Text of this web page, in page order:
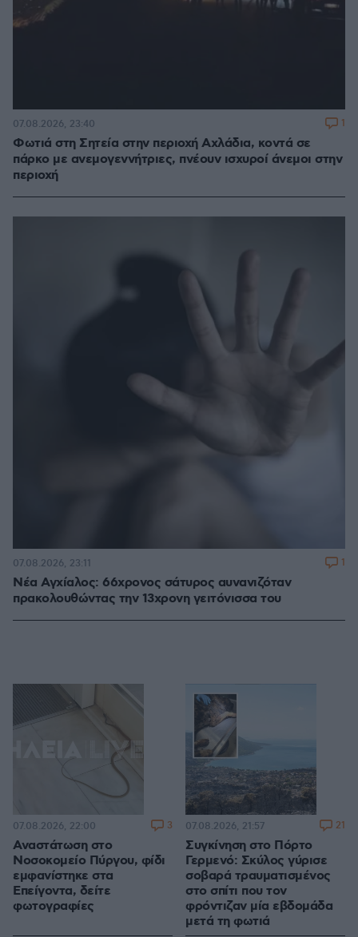
Φωτιά στη Σητεία στην περιοχή Αχλάδια, κοντά σε
πάρκο με ανεμογεννήτριες, πνέουν ισχυροί άνεμοι στην
περιοχή
07.08.2026, 23:40 1
Νέα Αγχίαλος: 66χρονος σάτυρος αυνανιζόταν
πρακολουθώντας την 13χρονη γειτόνισσα του
07.08.2026, 23:11 1
Αναστάτωση στο
Νοσοκομείο Πύργου, φίδι
εμφανίστηκε στα
Επείγοντα, δείτε
φωτογραφίες
07.08.2026, 22:00 3
Συγκίνηση στο Πόρτο
Γερμενό: Σκύλος γύρισε
σοβαρά τραυματισμένος
στο σπίτι που τον
φρόντιζαν μία εβδομάδα
μετά τη φωτιά
07.08.2026, 21:57 21